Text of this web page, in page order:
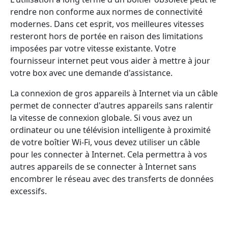
rendre non conforme aux normes de connectivité
modernes. Dans cet esprit, vos meilleures vitesses
resteront hors de portée en raison des limitations
imposées par votre vitesse existante. Votre
fournisseur internet peut vous aider à mettre à jour
votre box avec une demande d'assistance.
La connexion de gros appareils à Internet via un câble
permet de connecter d'autres appareils sans ralentir
la vitesse de connexion globale. Si vous avez un
ordinateur ou une télévision intelligente à proximité
de votre boîtier Wi-Fi, vous devez utiliser un câble
pour les connecter à Internet. Cela permettra à vos
autres appareils de se connecter à Internet sans
encombrer le réseau avec des transferts de données
excessifs.